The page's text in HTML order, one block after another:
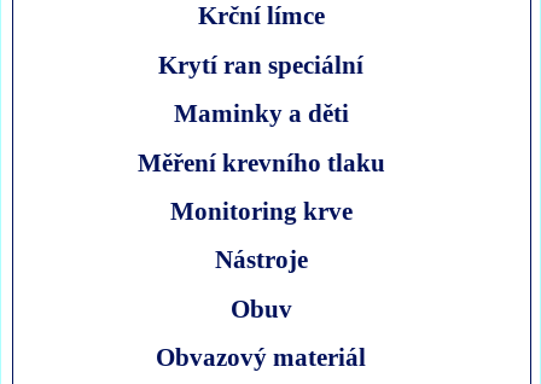
Krční límce
Krytí ran speciální
Maminky a děti
Měření krevního tlaku
Monitoring krve
Nástroje
Obuv
Obvazový materiál